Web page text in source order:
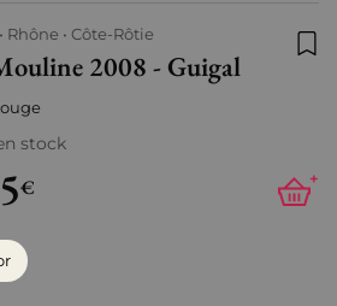
Rhône Côte-Rôtie
2008 - Guigal
stock
€ +